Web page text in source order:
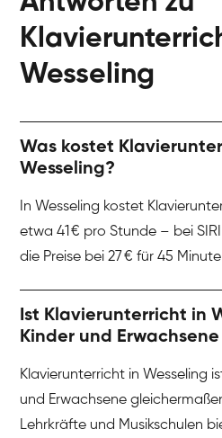
Wesseling
Was kostet
Wesseling?
In Wesseling kostet
etwa 41 € pro Stunde – bei
die Preise bei 27 € für 45
Ist Klavierunterricht in
Kinder und
Klavierunterricht in Wesseling
und Erwachsene
Lehrkräfte und Musikschulen